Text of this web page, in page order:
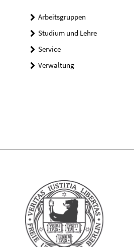
Arbeitsgruppen
Studium und Lehre
Service
Verwaltung